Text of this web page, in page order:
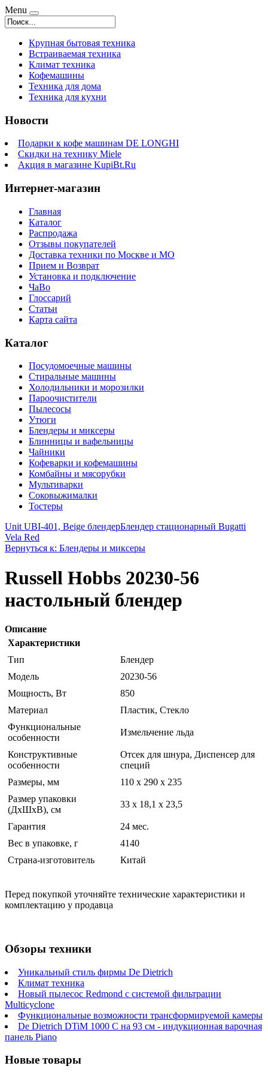
Menu
Крупная бытовая техника
Встраиваемая техника
Климат техника
Кофемашины
Техника для дома
Техника для кухни
Новости
Подарки к кофе машинам DE LONGHI
Скидки на технику Miele
Акция в магазине KupiBt.Ru
Интернет-магазин
Главная
Каталог
Распродажа
Отзывы покупателей
Доставка техники по Москве и МО
Прием и Возврат
Установка и подключение
ЧаВо
Глоссарий
Статьи
Карта сайта
Каталог
Посудомоечные машины
Стиральные машины
Холодильники и морозилки
Пароочистители
Пылесосы
Утюги
Блендеры и миксеры
Блинницы и вафельницы
Чайники
Кофеварки и кофемашины
Комбайны и мясорубки
Мультиварки
Соковыжималки
Тостеры
Unit UBI-401, Beige блендерБлендер стационарный Bugatti
Vela Red
Вернуться к: Блендеры и миксеры
Russell Hobbs 20230-56
настольный блендер
Описание
Характеристики
Тип
Блендер
Модель
20230-56
Мощность, Вт
850
Материал
Пластик, Стекло
Функциональные
особенности
Измельчение льда
Конструктивные
особенности
Отсек для шнура, Диспенсер для
специй
Размеры, мм
110 x 290 x 235
Размер упаковки
(ДхШхВ), см
33 х 18,1 х 23,5
Гарантия
24 мес.
Вес в упаковке, г
4140
Страна-изготовитель
Китай
Перед покупкой уточняйте технические характеристики и
комплектацию у продавца
Обзоры техники
Уникальный стиль фирмы De Dietrich
Климат техника
Новый пылесос Redmond с системой фильтрации
Multicyclone
Функциональные возможности трансформируемой камеры
De Dietrich DTiM 1000 C на 93 см - индукционная варочная
панель Piano
Новые товары